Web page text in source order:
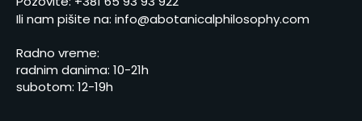
Ili nam pišite na: info@abotanicalphilosophy.com
Radno vreme:
radnim danima: 10-21h
subotom: 12-19h